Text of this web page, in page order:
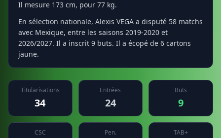
Il mesure 173 cm, pour 77 kg.
En sélection nationale, Alexis VEGA a disputé 58 matchs
avec Mexique, entre les saisons 2019-2020 et
2026/2027. Il a inscrit 9 buts. Il a écopé de 6 cartons
jaune.
Titularisations
34
Entrées
24
Buts
9
CSC Pen. TAB+